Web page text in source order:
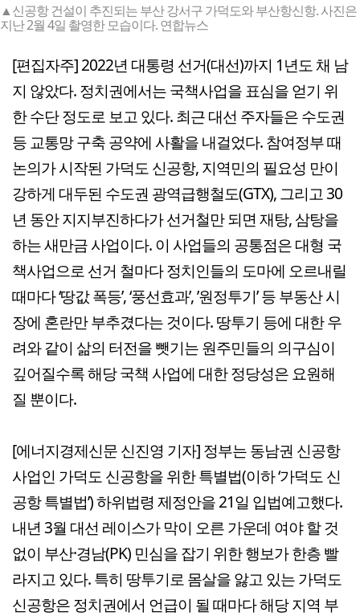
▲신공항 건설이 추진되는 부산 강서구 가덕도와 부산항신항. 사진은
지난 2월 4일 촬영한 모습이다. 연합뉴스
[편집자주] 2022년 대통령 선거(대선)까지 1년도 채 남
지 않았다. 정치권에서는 국책사업을 표심을 얻기 위
한 수단 정도로 보고 있다. 최근 대선 주자들은 수도권
등 교통망 구축 공약에 사활을 내걸었다. 참여정부 때
논의가 시작된 가덕도 신공항, 지역민의 필요성 만이
강하게 대두된 수도권 광역급행철도(GTX), 그리고 30
년 동안 지지부진하다가 선거철만 되면 재탕, 삼탕을
하는 새만금 사업이다. 이 사업들의 공통점은 대형 국
책사업으로 선거 철마다 정치인들의 도마에 오르내릴
때마다 ‘땅값 폭등’, ‘풍선효과’, ’원정투기’ 등 부동산 시
장에 혼란만 부추겼다는 것이다. 땅투기 등에 대한 우
려와 같이 삶의 터전을 뺏기는 원주민들의 의구심이
깊어질수록 해당 국책 사업에 대한 정당성은 요원해
질 뿐이다.
[에너지경제신문 신진영 기자] 정부는 동남권 신공항
사업인 가덕도 신공항을 위한 특별법(이하 ‘가덕도 신
공항 특별법’) 하위법령 제정안을 21일 입법예고했다.
내년 3월 대선 레이스가 막이 오른 가운데 여야 할 것
없이 부산·경남(PK) 민심을 잡기 위한 행보가 한층 빨
라지고 있다. 특히 땅투기로 몸살을 앓고 있는 가덕도
신공항은 정치권에서 언급이 될 때마다 해당 지역 부